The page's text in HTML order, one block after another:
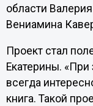
области
Вениамина
Проект стал
Екатерины.
всегда
книга. Такой